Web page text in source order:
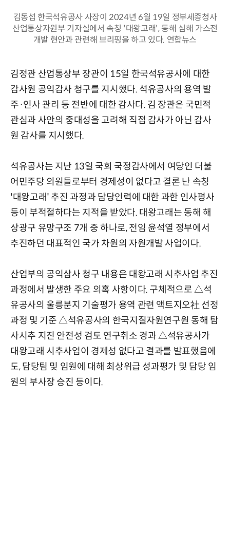
김동섭 한국석유공사 사장이 2024년 6월 19일 정부세종청사
산업통상자원부 기자실에서 속칭 '대왕고래', 동해 심해 가스전
개발 현안과 관련해 브리핑을 하고 있다. 연합뉴스
김정관 산업통상부 장관이 15일 한국석유공사에 대한
감사원 공익감사 청구를 지시했다. 석유공사의 용역 발
주·인사 관리 등 전반에 대한 감사다. 김 장관은 국민적
관심과 사안의 중대성을 고려해 직접 감사가 아닌 감사
원 감사를 지시했다.
석유공사는 지난 13일 국회 국정감사에서 여당인 더불
어민주당 의원들로부터 경제성이 없다고 결론 난 속칭
'대왕고래' 추진 과정과 담당인력에 대한 과한 인사평사
등이 부적절하다는 지적을 받았다. 대왕고래는 동해 해
상광구 유망구조 7개 중 하나로, 전임 윤석열 정부에서
추진하던 대표적인 국가 차원의 자원개발 사업이다.
산업부의 공익삼사 청구 내용은 대왕고래 시추사업 추진
과정에서 발생한 주요 의혹 사항이다. 구체적으로 △석
유공사의 울릉분지 기술평가 용역 관련 액트지오社 선정
과정 및 기준 △석유공사의 한국지질자원연구원 동해 탐
사시추 지진 안전성 검토 연구취소 경과 △석유공사가
대왕고래 시추사업이 경제성 없다고 결과를 발표했음에
도, 담당팀 및 임원에 대해 최상위급 성과평가 및 담당 임
원의 부사장 승진 등이다.